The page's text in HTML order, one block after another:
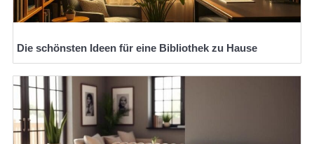
Die schönsten Ideen für eine Bibliothek zu Hause